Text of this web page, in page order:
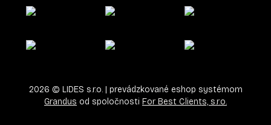
2026 © LIDES s.r.o.| prevádzkované eshop systémom
Grandus od spoločnosti For Best Clients, s.r.o.